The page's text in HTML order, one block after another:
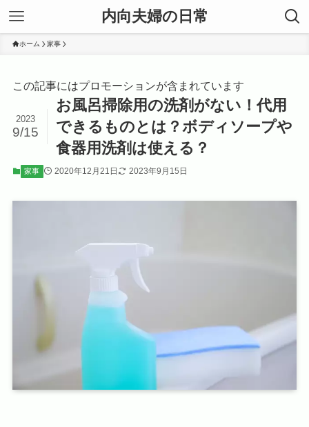
内向夫婦の日常
ホーム 家事
この記事にはプロモーションが含まれています
お風呂掃除用の洗剤がない！代用
できるものとは？ボディソープや
食器用洗剤は使える？
2023
9/15
家事 2020年12月21日 2023年9月15日